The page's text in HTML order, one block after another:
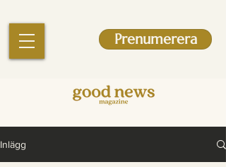
Prenumerera
Inlägg